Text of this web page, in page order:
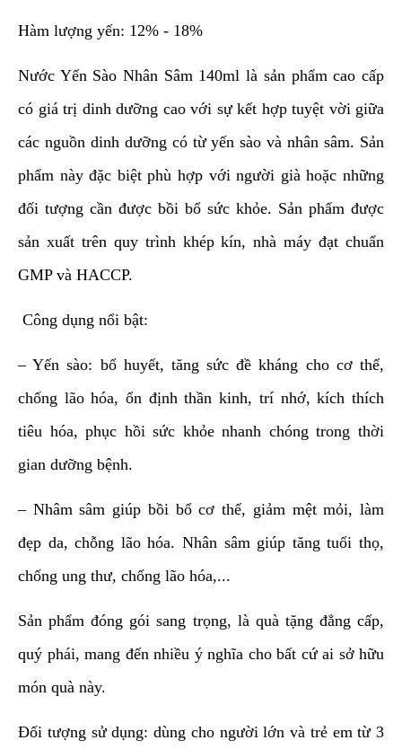
Hàm lượng yến: 12% - 18%
Nước Yến Sào Nhân Sâm 140mllà sản phẩm cao cấp
có giá trị dinh dưỡng cao với sự kết hợp tuyệt vời giữa
các nguồn dinh dưỡng có từ yến sào và nhân sâm. Sản
phẩm này đặc biệt phù hợp với người già hoặc những
đối tượng cần được bồi bổ sức khỏe. Sản phẩm được
sản xuất trên quy trình khép kín, nhà máy đạt chuẩn
GMP và HACCP.
Công dụng nổi bật:
– Yến sào: bổ huyết, tăng sức đề kháng cho cơ thể,
chống lão hóa, ổn định thần kinh, trí nhớ, kích thích
tiêu hóa, phục hồi sức khỏe nhanh chóng trong thời
gian dưỡng bệnh.
– Nhâm sâm giúp bồi bổ cơ thể, giảm mệt mỏi, làm
đẹp da, chỗng lão hóa. Nhân sâm giúp tăng tuổi thọ,
chống ung thư, chống lão hóa,...
Sản phẩm đóng gói sang trọng, là quà tặng đẳng cấp,
quý phái, mang đến nhiều ý nghĩa cho bất cứ ai sở hữu
món quà này.
Đối tượng sử dụng: dùng cho người lớn và trẻ em từ 3